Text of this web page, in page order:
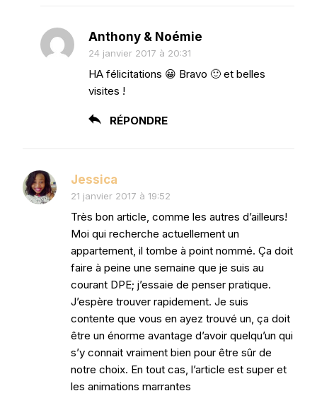
Anthony & Noémie
24 janvier 2017 à 20:31
HA félicitations 😀 Bravo 🙂 et belles
visites !
RÉPONDRE
Jessica
21 janvier 2017 à 19:52
Très bon article, comme les autres d’ailleurs!
Moi qui recherche actuellement un
appartement, il tombe à point nommé. Ça doit
faire à peine une semaine que je suis au
courant DPE; j’essaie de penser pratique.
J’espère trouver rapidement. Je suis
contente que vous en ayez trouvé un, ça doit
être un énorme avantage d’avoir quelqu’un qui
s’y connait vraiment bien pour être sûr de
notre choix. En tout cas, l’article est super et
les animations marrantes